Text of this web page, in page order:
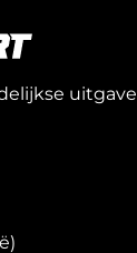
uitgave